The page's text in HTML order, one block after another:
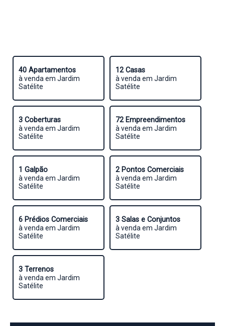
40 Apartamentos
à venda em Jardim
Satélite
12 Casas
à venda em Jardim
Satélite
3 Coberturas
à venda em Jardim
Satélite
72 Empreendimentos
à venda em Jardim
Satélite
1 Galpão
à venda em Jardim
Satélite
2 Pontos Comerciais
à venda em Jardim
Satélite
6 Prédios Comerciais
à venda em Jardim
Satélite
3 Salas e Conjuntos
à venda em Jardim
Satélite
3 Terrenos
à venda em Jardim
Satélite